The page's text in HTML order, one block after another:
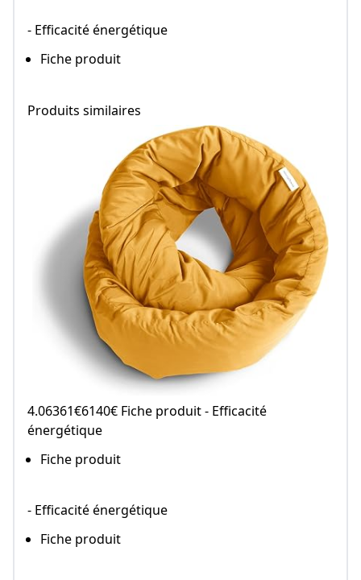
- Efficacité énergétique
Fiche produit
Produits similaires
4.06361€6140€ Fiche produit - Efficacité
énergétique
Fiche produit
- Efficacité énergétique
Fiche produit